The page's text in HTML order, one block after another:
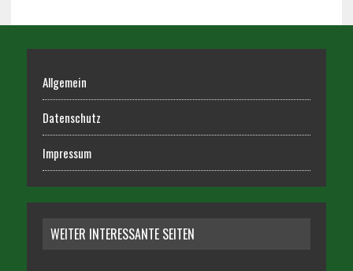
Allgemein
Datenschutz
Impressum
WEITER INTERESSANTE SEITEN